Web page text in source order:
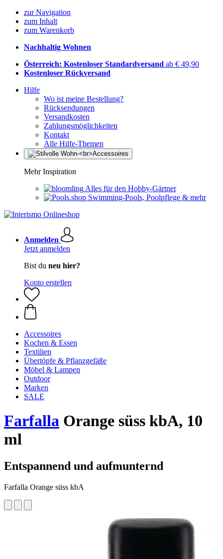
zur Navigation
zum Inhalt
zum Warenkorb
Nachhaltig Wohnen
Österreich: Kostenloser Standardversand ab € 49,90
Kostenloser Rückversand
Hilfe
Wo ist meine Bestellung?
Rücksendungen
Versandkosten
Zahlungsmöglichkeiten
Kontakt
Alle Hilfe-Themen
Mehr Inspiration
Alles für den Hobby-Gärtner
Swimming-Pools, Poolpflege & mehr
Anmelden
Jetzt anmelden
Bist du neu hier?
Konto erstellen
Accessoires
Kochen & Essen
Textilien
Übertöpfe & Pflanzgefäße
Möbel & Lampen
Outdoor
Marken
SALE
Farfalla Orange süss kbA, 10
ml
Entspannend und aufmunternd
Farfalla Orange süss kbA